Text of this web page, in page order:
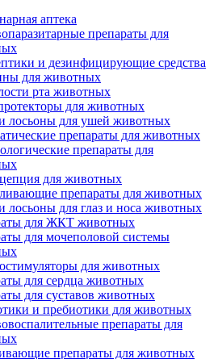
аптека
препараты для
и дезинфицирующие средства
для животных
рта животных
для животных
лосьоны для ушей животных
препараты для животных
препараты для
для животных
препараты для животных
лосьоны для глаз и носа животных
для ЖКТ животных
для мочеполовой системы
для животных
для сердца животных
для суставов животных
и пребиотики для животных
препараты для
препараты для животных